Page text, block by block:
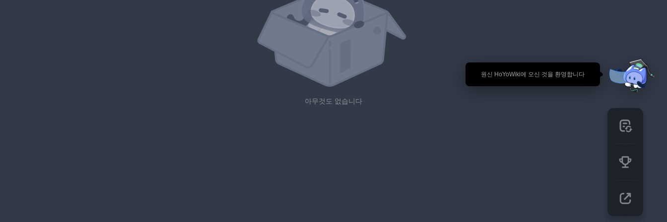
🎉 원신 HoYoWiki에 오신 것을 환영합니다
아무것도 없습니다